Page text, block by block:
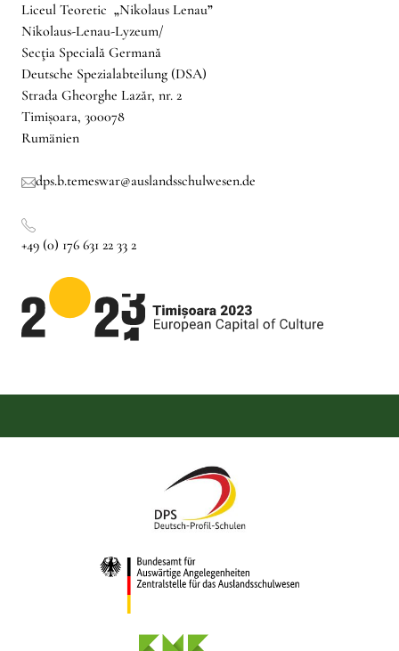
Liceul Teoretic „Nikolaus Lenau”
Nikolaus-Lenau-Lyzeum/
Secţia Specială Germană
Deutsche Spezialabteilung (DSA)
Strada Gheorghe Lazăr, nr. 2
Timișoara, 300078
Rumänien
dps.b.temeswar@auslandsschulwesen.de
+49 (0) 176 631 22 33 2